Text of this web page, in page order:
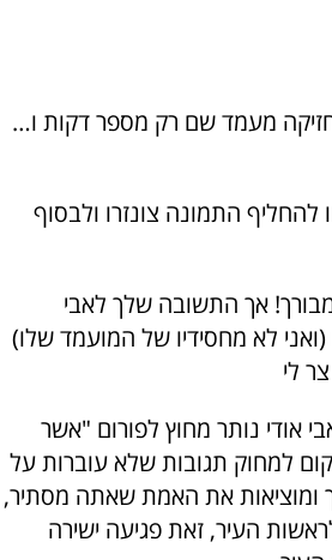
מעמד שם רק מספר דקות ו…
התמונה צונזרו ולבסוף
לא מחסידיו של המועמד שלו)
למחוק תגובות שלא עוברות על
ומוציאות את האמת שאתה מסתיר,
העיר, זאת פגיעה ישירה